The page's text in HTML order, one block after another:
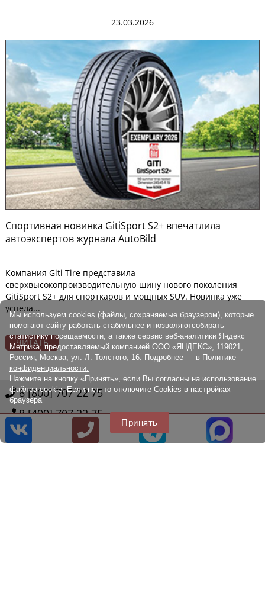
23.03.2026
Спортивная новинка GitiSport S2+ впечатлила
автоэкспертов журнала AutoBild
Компания Giti Tire представила
сверхвысокопроизводительную шину нового поколения
GitiSport S2+ для спорткаров и мощных SUV. Новинка уже
успела...
ЧИТАТЬ
8 [800] 707 22 75
8 [499] 707 22 75
info@citytire.ru
Мы используем cookies (файлы, сохраняемые браузером), которые
помогают сайту работать стабильнее и позволяютсобирать
статистику посещаемости, а также сервис веб-аналитики Яндекс
Метрика, предоставляемый компанией ООО «ЯНДЕКС», 119021,
Россия, Москва, ул. Л. Толстого, 16. Подробнее — в Политике
конфиденциальности.
Нажмите на кнопку «Принять», если Вы согласны на использование
файлов cookie. Если нет, то отключите Cookies в настройках
браузера
Принять